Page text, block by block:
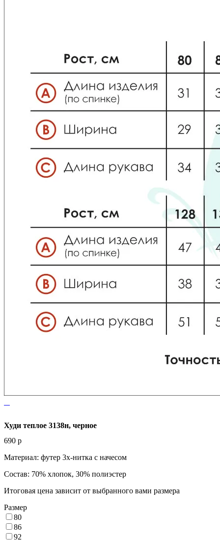
Худи теплое 3138н, черное
690 p
Материал: футер 3х-нитка с начесом
Состав: 70% хлопок, 30% полиэстер
Итоговая цена зависит от выбранного вами размера
Размер
80
86
92